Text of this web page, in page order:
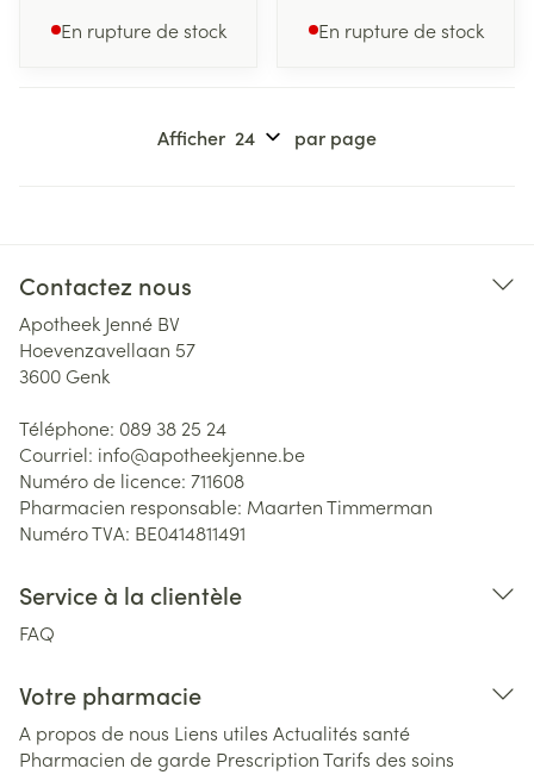
En rupture de stock En rupture de stock
Afficher par page
Contactez nous
Apotheek Jenné BV
Hoevenzavellaan 57
3600 Genk
Téléphone: 089 38 25 24
Courriel: info@apotheekjenne.be
Numéro de licence: 711608
Pharmacien responsable: Maarten Timmerman
Numéro TVA: BE0414811491
Service à la clientèle
FAQ
Votre pharmacie
A propos de nous Liens utiles Actualités santé
Pharmacien de garde PrescriptionTarifs des soins